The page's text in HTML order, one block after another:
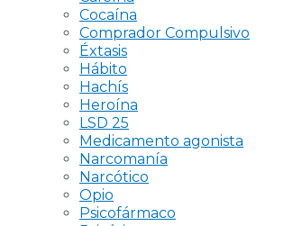
Cocaína
Comprador Compulsivo
Éxtasis
Hábito
Hachís
Heroína
LSD 25
Medicamento agonista
Narcomanía
Narcótico
Opio
Psicofármaco